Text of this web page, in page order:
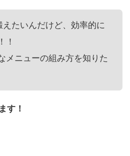
えたいんだけど、効率的に
！
メニューの組み方を知りた
す！